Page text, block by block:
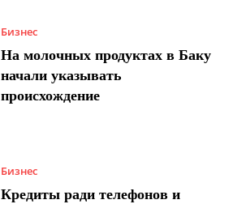
Бизнес
На молочных продуктах в Баку
начали указывать
происхождение
Бизнес
Кредиты ради телефонов и